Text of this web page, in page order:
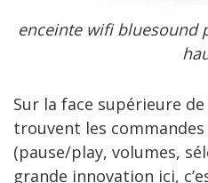
enceinte wifi bluesound
Sur la face supérieure
trouvent les
(pause/play, volumes,
grande innovation ici,